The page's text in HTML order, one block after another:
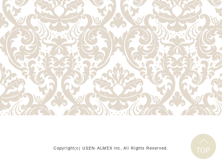
Copyright(c)USEN-ALMEX inc, All Rights Reserved.